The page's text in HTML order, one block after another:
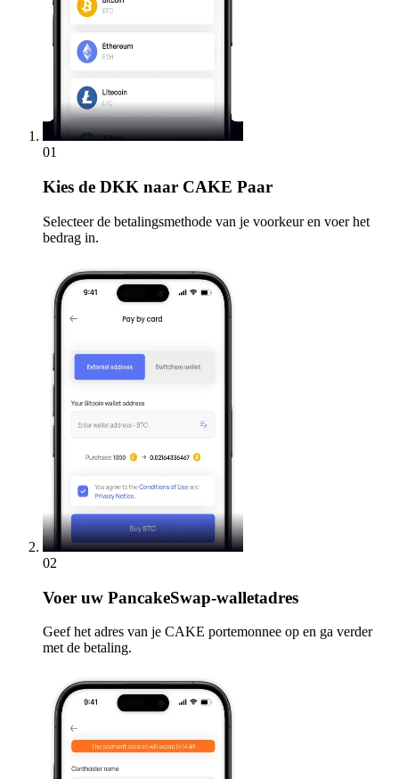
01
Kies de DKK naar CAKE Paar
Selecteer de betalingsmethode van je voorkeur en voer het
bedrag in.
02
Voer uw PancakeSwap-walletadres
Geef het adres van je CAKE portemonnee op en ga verder
met de betaling.